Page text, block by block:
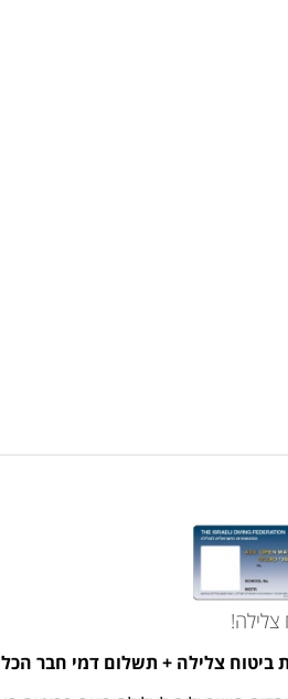
צלילה!
ביטוח צלילה + תשלום דמי חבר